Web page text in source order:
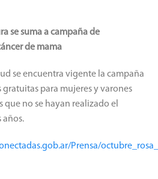
se suma a campaña de
de mama
se encuentra vigente la campaña
para mujeres y varones
que no se hayan realizado el
años.
Prensa/